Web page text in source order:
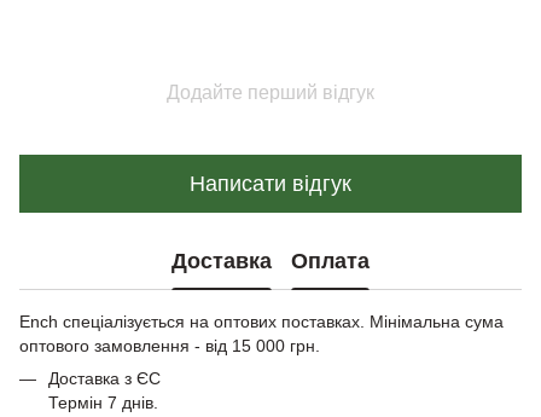
Додайте перший відгук
Написати відгук
Доставка Оплата
Ench спеціалізується на оптових поставках. Мінімальна сума
оптового замовлення - від 15 000 грн.
Доставка з ЄС
Термін 7 днів.